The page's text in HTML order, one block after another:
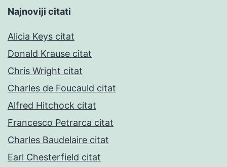
Najnoviji citati
Alicia Keys citat
Donald Krause citat
Chris Wright citat
Charles de Foucauld citat
Alfred Hitchock citat
Francesco Petrarca citat
Charles Baudelaire citat
Earl Chesterfield citat